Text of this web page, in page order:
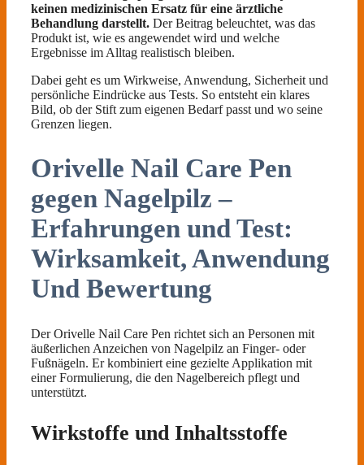
keinen medizinischen Ersatz für eine ärztliche
Behandlung darstellt. Der Beitrag beleuchtet, was das
Produkt ist, wie es angewendet wird und welche
Ergebnisse im Alltag realistisch bleiben.
Dabei geht es um Wirkweise, Anwendung, Sicherheit und
persönliche Eindrücke aus Tests. So entsteht ein klares
Bild, ob der Stift zum eigenen Bedarf passt und wo seine
Grenzen liegen.
Orivelle Nail Care Pen
gegen Nagelpilz –
Erfahrungen und Test:
Wirksamkeit, Anwendung
Und Bewertung
Der Orivelle Nail Care Pen richtet sich an Personen mit
äußerlichen Anzeichen von Nagelpilz an Finger- oder
Fußnägeln. Er kombiniert eine gezielte Applikation mit
einer Formulierung, die den Nagelbereich pflegt und
unterstützt.
Wirkstoffe und Inhaltsstoffe